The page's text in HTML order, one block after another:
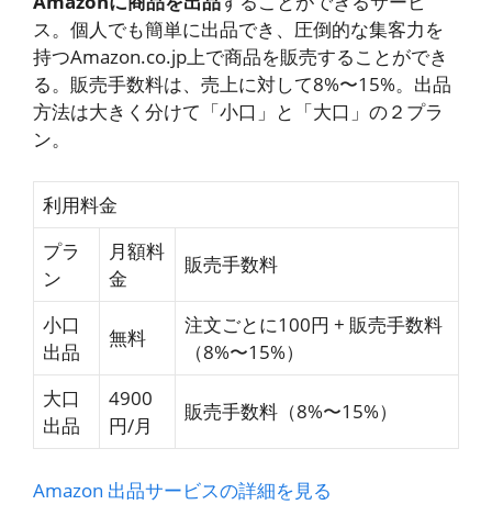
ス。個人でも簡単に出品でき、圧倒的な集客力を
持つAmazon.co.jp上で商品を販売することができ
る。販売手数料は、売上に対して8%〜15%。出品
方法は大きく分けて「小口」と「大口」の２プラ
ン。
利用料金
プラ
ン
月額料
金
販売手数料
小口
出品
無料
注文ごとに100円 + 販売手数料
（8%〜15%）
大口
出品
4900
円/月
販売手数料（8%〜15%）
Amazon 出品サービスの詳細を見る